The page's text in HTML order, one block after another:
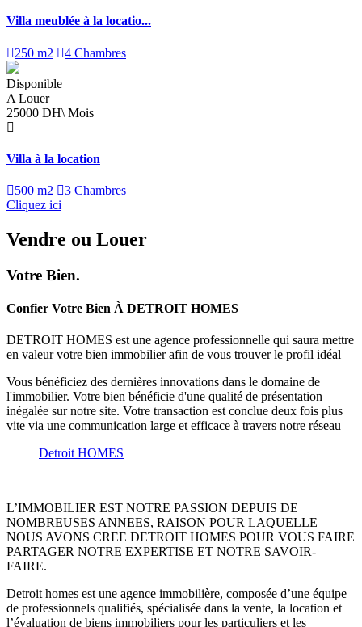
Villa meublée à la locatio...
250 m2 4 Chambres
Disponible
A Louer
25000 DH\ Mois
Villa à la location
500 m2
3 Chambres
Cliquez ici
Vendre ou Louer
Votre Bien.
Confier Votre Bien À DETROIT HOMES
DETROIT HOMES est une agence professionnelle qui saura mettre
en valeur votre bien immobilier afin de vous trouver le profil idéal
Vous bénéficiez des dernières innovations dans le domaine de
l'immobilier. Votre bien bénéficie d'une qualité de présentation
inégalée sur notre site. Votre transaction est conclue deux fois plus
vite via une communication large et efficace à travers notre réseau
Detroit HOMES
L’IMMOBILIER EST NOTRE PASSION DEPUIS DE
NOMBREUSES ANNEES, RAISON POUR LAQUELLE
NOUS AVONS CREE DETROIT HOMES POUR VOUS FAIRE
PARTAGER NOTRE EXPERTISE ET NOTRE SAVOIR-
FAIRE.
Detroit homes est une agence immobilière, composée d’une équipe
de professionnels qualifiés, spécialisée dans la vente, la location et
l’évaluation de biens immobiliers pour les particuliers et les